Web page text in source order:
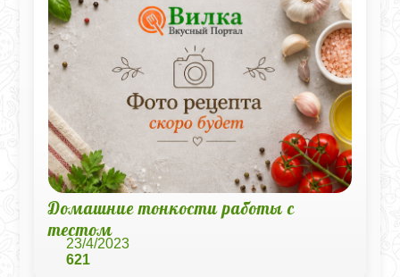
Домашние тонкости работы с
тестом
23/4/2023
621